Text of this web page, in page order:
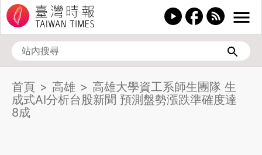
首頁 高雄
高雄大學資工系師生團隊 生
成式AI分析台股新聞 預測盤勢漲跌準確度達
8成